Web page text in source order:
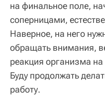
на финальное поле,
соперницами,
Наверное, на него
обращать внимания,
реакция организма
Буду продолжать
работу.